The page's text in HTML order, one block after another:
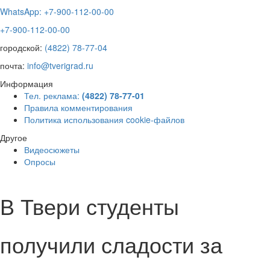
WhatsApp: +7-900-112-00-00
+7-900-112-00-00
городской: (4822) 78-77-04
почта: info@tverigrad.ru
Информация
Тел. реклама: (4822) 78-77-01
Правила комментирования
Политика использования cookie-файлов
Другое
Видеосюжеты
Опросы
В Твери студенты
получили сладости за